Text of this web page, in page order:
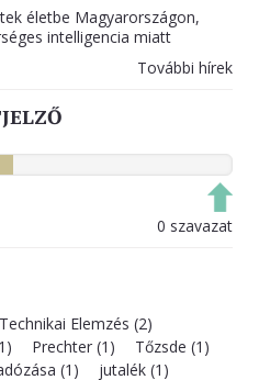
életbe Magyarországon,
intelligencia miatt
További hírek
0 szavazat
Technikai Elemzés (2)
Prechter (1)
Tőzsde (1)
(1) jutalék (1)